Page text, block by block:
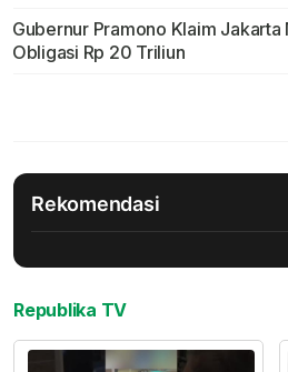
Gubernur Pramono Klaim
Obligasi Rp 20 Triliun
Rekomendasi
Republika TV